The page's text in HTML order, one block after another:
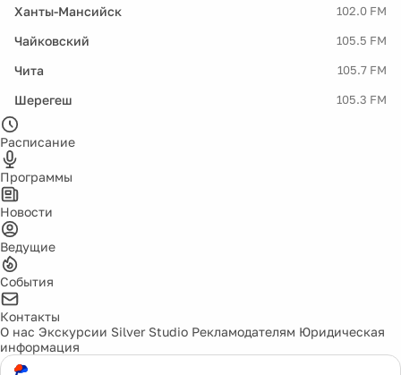
Ханты-Мансийск 102.0 FM
Чайковский 105.5 FM
Чита 105.7 FM
Шерегеш 105.3 FM
Расписание
Программы
Новости
Ведущие
События
Контакты
О нас Экскурсии Silver Studio Рекламодателям Юридическая
информация